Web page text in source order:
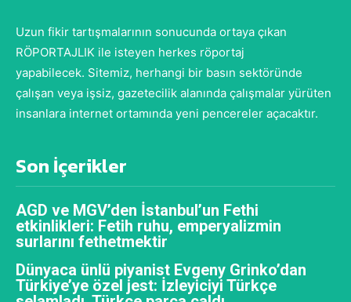
Uzun fikir tartışmalarının sonucunda ortaya çıkan
RÖPORTAJLIK ile isteyen herkes röportaj
yapabilecek. Sitemiz, herhangi bir basın sektöründe
çalışan veya işsiz, gazetecilik alanında çalışmalar yürüten
insanlara internet ortamında yeni pencereler açacaktır.
Son İçerikler
AGD ve MGV’den İstanbul’un Fethi
etkinlikleri: Fetih ruhu, emperyalizmin
surlarını fethetmektir
Dünyaca ünlü piyanist Evgeny Grinko’dan
Türkiye’ye özel jest: İzleyiciyi Türkçe